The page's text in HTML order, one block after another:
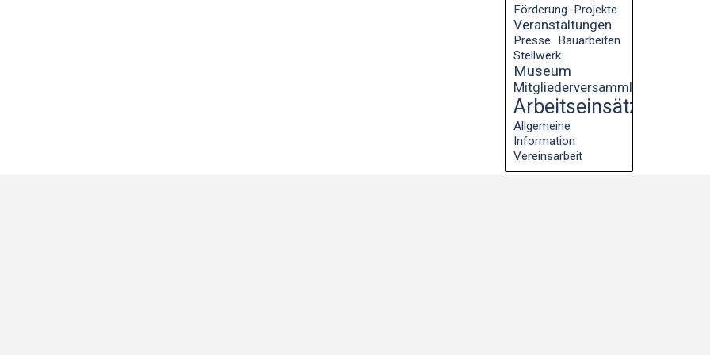
Förderung Projekte
Veranstaltungen
Presse
Bauarbeiten
Stellwerk
Museum
Mitgliederversammlung
Arbeitseinsätze
Allgemeine
Information
Vereinsarbeit